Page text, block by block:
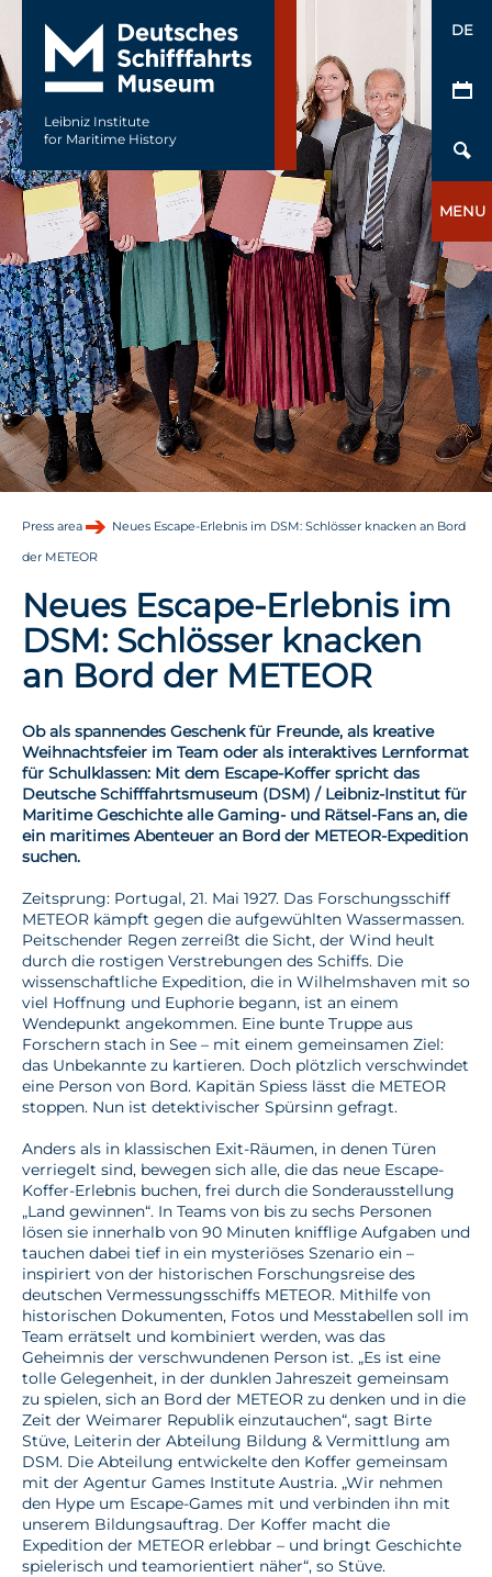
Leibniz Institute
for Maritime History
DE
MENU
Press area Neues Escape-Erlebnis im DSM: Schlösser knacken an Bord
der METEOR
Neues Escape-Erlebnis im
DSM: Schlösser knacken
an Bord der METEOR
Ob als spannendes Geschenk für Freunde, als kreative
Weihnachtsfeier im Team oder als interaktives Lernformat
für Schulklassen: Mit dem Escape-Koffer spricht das
Deutsche Schifffahrtsmuseum (DSM) / Leibniz-Institut für
Maritime Geschichte alle Gaming- und Rätsel-Fans an, die
ein maritimes Abenteuer an Bord der METEOR-Expedition
suchen.
Zeitsprung: Portugal, 21. Mai 1927. Das Forschungsschiff
METEOR kämpft gegen die aufgewühlten Wassermassen.
Peitschender Regen zerreißt die Sicht, der Wind heult
durch die rostigen Verstrebungen des Schiffs. Die
wissenschaftliche Expedition, die in Wilhelmshaven mit so
viel Hoffnung und Euphorie begann, ist an einem
Wendepunkt angekommen. Eine bunte Truppe aus
Forschern stach in See – mit einem gemeinsamen Ziel:
das Unbekannte zu kartieren. Doch plötzlich verschwindet
eine Person von Bord. Kapitän Spiess lässt die METEOR
stoppen. Nun ist detektivischer Spürsinn gefragt.
Anders als in klassischen Exit-Räumen, in denen Türen
verriegelt sind, bewegen sich alle, die das neue Escape-
Koffer-Erlebnis buchen, frei durch die Sonderausstellung
„Land gewinnen“. In Teams von bis zu sechs Personen
lösen sie innerhalb von 90 Minuten knifflige Aufgaben und
tauchen dabei tief in ein mysteriöses Szenario ein –
inspiriert von der historischen Forschungsreise des
deutschen Vermessungsschiffs METEOR. Mithilfe von
historischen Dokumenten, Fotos und Messtabellen soll im
Team errätselt und kombiniert werden, was das
Geheimnis der verschwundenen Person ist. „Es ist eine
tolle Gelegenheit, in der dunklen Jahreszeit gemeinsam
zu spielen, sich an Bord der METEOR zu denken und in die
Zeit der Weimarer Republik einzutauchen“, sagt Birte
Stüve, Leiterin der Abteilung Bildung & Vermittlung am
DSM. Die Abteilung entwickelte den Koffer gemeinsam
mit der Agentur Games Institute Austria. „Wir nehmen
den Hype um Escape-Games mit und verbinden ihn mit
unserem Bildungsauftrag. Der Koffer macht die
Expedition der METEOR erlebbar – und bringt Geschichte
spielerisch und teamorientiert näher“, so Stüve.